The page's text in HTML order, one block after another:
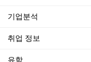
기업분석
취업 정보
유학